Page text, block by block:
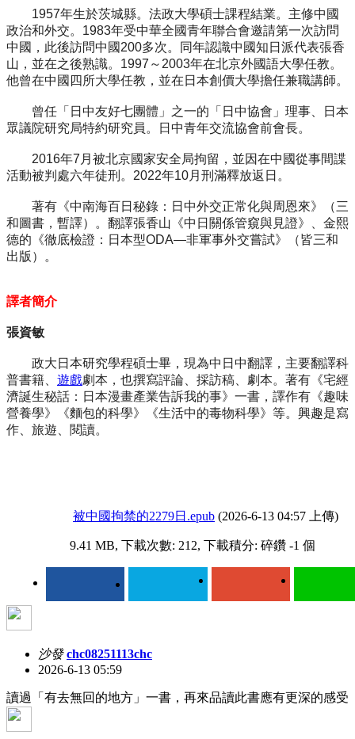
1957年生於茨城縣。法政大學碩士課程結業。主修中國
政治和外交。1983年受中華全國青年聯合會邀請第一次訪問
中國，此後訪問中國200多次。同年認識中國知日派代表張香
山，並在之後熟識。1997～2003年在北京外國語大學任教。
他曾在中國四所大學任教，並在日本創價大學擔任兼職講師。
曾任「日中友好七團體」之一的「日中協會」理事、日本
眾議院研究局特約研究員。日中青年交流協會前會長。
2016年7月被北京國家安全局拘留，並因在中國從事間諜
活動被判處六年徒刑。2022年10月刑滿釋放返日。
著有《中南海百日秘錄：日中外交正常化與周恩來》（三
和圖書，暫譯）。翻譯張香山《中日關係管窺與見證》、金熙
德的《徹底檢證：日本型ODA—非軍事外交嘗試》（皆三和
出版）。
譯者簡介
張資敏
政大日本研究學程碩士畢，現為中日中翻譯，主要翻譯科
普書籍、 遊戲劇本，也撰寫評論、採訪稿、劇本。著有《宅經
濟誕生秘話：日本漫畫產業告訴我的事》一書，譯作有《趣味
營養學》《麵包的科學》《生活中的毒物科學》等。興趣是寫
作、旅遊、閱讀。
被中國拘禁的2279日.epub (2026-6-13 04:57 上傳)
9.41 MB, 下載次數: 212, 下載積分: 碎鑽 -1 個
沙發 chc08251113chc
2026-6-13 05:59
讀過「有去無回的地方」一書，再來品讀此書應有更深的感受